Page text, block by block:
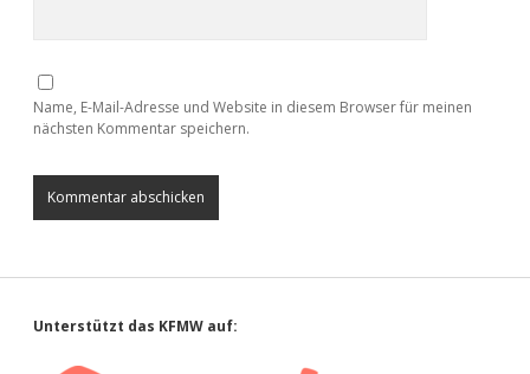
Name, E-Mail-Adresse und Website in diesem Browser für meinen
nächsten Kommentar speichern.
Sidebar
Unterstützt das KFMW auf: